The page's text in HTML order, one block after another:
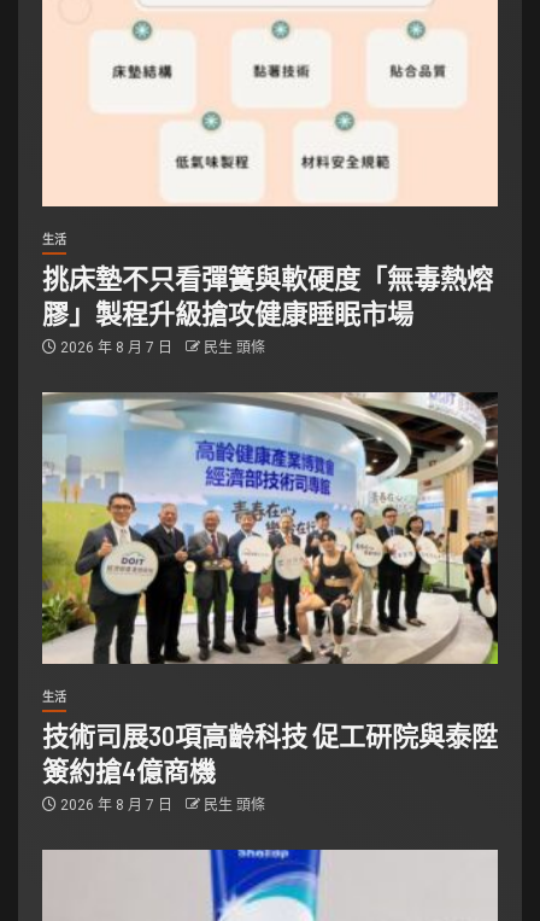
生活
挑床墊不只看彈簧與軟硬度「無毒熱熔
膠」製程升級搶攻健康睡眠市場
2026 年 8 月 7 日 民生 頭條
生活
技術司展30項高齡科技 促工研院與泰陞
簽約搶4億商機
2026 年 8 月 7 日 民生 頭條